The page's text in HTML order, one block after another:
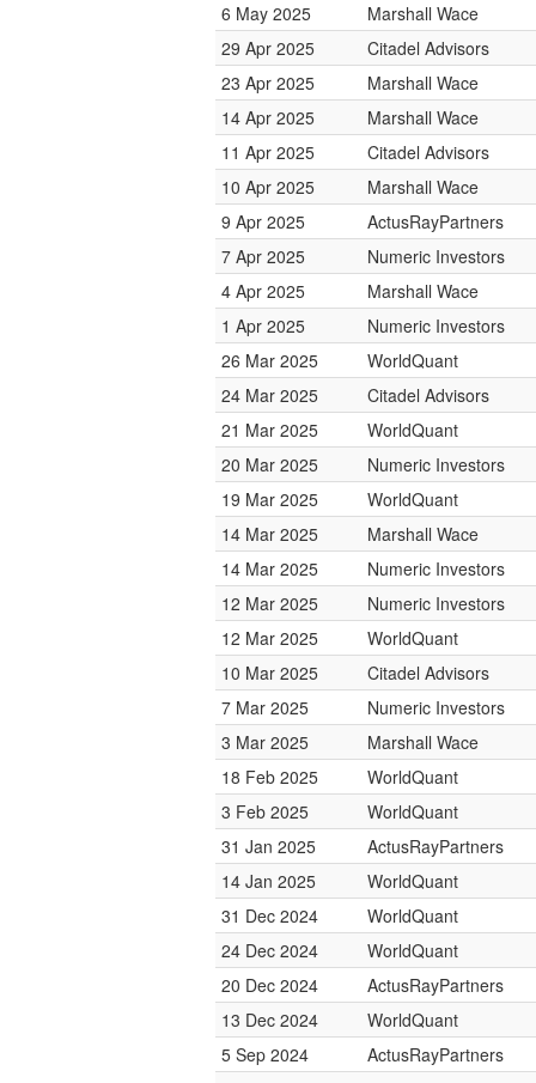
6 May 2025
Marshall Wace
29 Apr 2025
Citadel Advisors
23 Apr 2025
Marshall Wace
14 Apr 2025
Marshall Wace
11 Apr 2025
Citadel Advisors
10 Apr 2025
Marshall Wace
9 Apr 2025
ActusRayPartners
7 Apr 2025
Numeric Investors
4 Apr 2025
Marshall Wace
1 Apr 2025
Numeric Investors
26 Mar 2025
WorldQuant
24 Mar 2025
Citadel Advisors
21 Mar 2025
WorldQuant
20 Mar 2025
Numeric Investors
19 Mar 2025
WorldQuant
14 Mar 2025
Marshall Wace
14 Mar 2025
Numeric Investors
12 Mar 2025
Numeric Investors
12 Mar 2025
WorldQuant
10 Mar 2025
Citadel Advisors
7 Mar 2025
Numeric Investors
3 Mar 2025
Marshall Wace
18 Feb 2025
WorldQuant
3 Feb 2025
WorldQuant
31 Jan 2025
ActusRayPartners
14 Jan 2025
WorldQuant
31 Dec 2024
WorldQuant
24 Dec 2024
WorldQuant
20 Dec 2024
ActusRayPartners
13 Dec 2024
WorldQuant
5 Sep 2024
ActusRayPartners